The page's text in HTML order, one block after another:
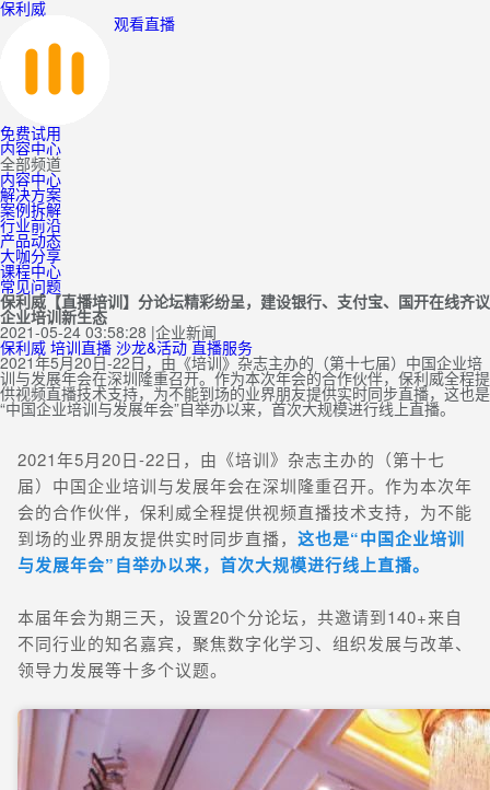
保利威
观看直播
免费试用
内容中心
全部频道
内容中心
解决方案
案例拆解
行业前沿
产品动态
大咖分享
课程中心
常见问题
保利威【直播培训】分论坛精彩纷呈，建设银行、支付宝、国开在线齐议
企业培训新生态
2021-05-24 03:58:28 |企业新闻
保利威 培训直播 沙龙&活动 直播服务
2021年5月20日-22日，由《培训》杂志主办的（第十七届）中国企业培
训与发展年会在深圳隆重召开。作为本次年会的合作伙伴，保利威全程提
供视频直播技术支持，为不能到场的业界朋友提供实时同步直播，这也是
“中国企业培训与发展年会”自举办以来，首次大规模进行线上直播。
2021年5月20日-22日，由《培训》杂志主办的（第十七
届）中国企业培训与发展年会在深圳隆重召开。作为本次年
会的合作伙伴，保利威全程提供视频直播技术支持，为不能
到场的业界朋友提供实时同步直播， 这也是“中国企业培训
与发展年会”自举办以来，首次大规模进行线上直播。
本届年会为期三天，设置20个分论坛，共邀请到140+来自
不同行业的知名嘉宾，聚焦数字化学习、组织发展与改革、
领导力发展等十多个议题。